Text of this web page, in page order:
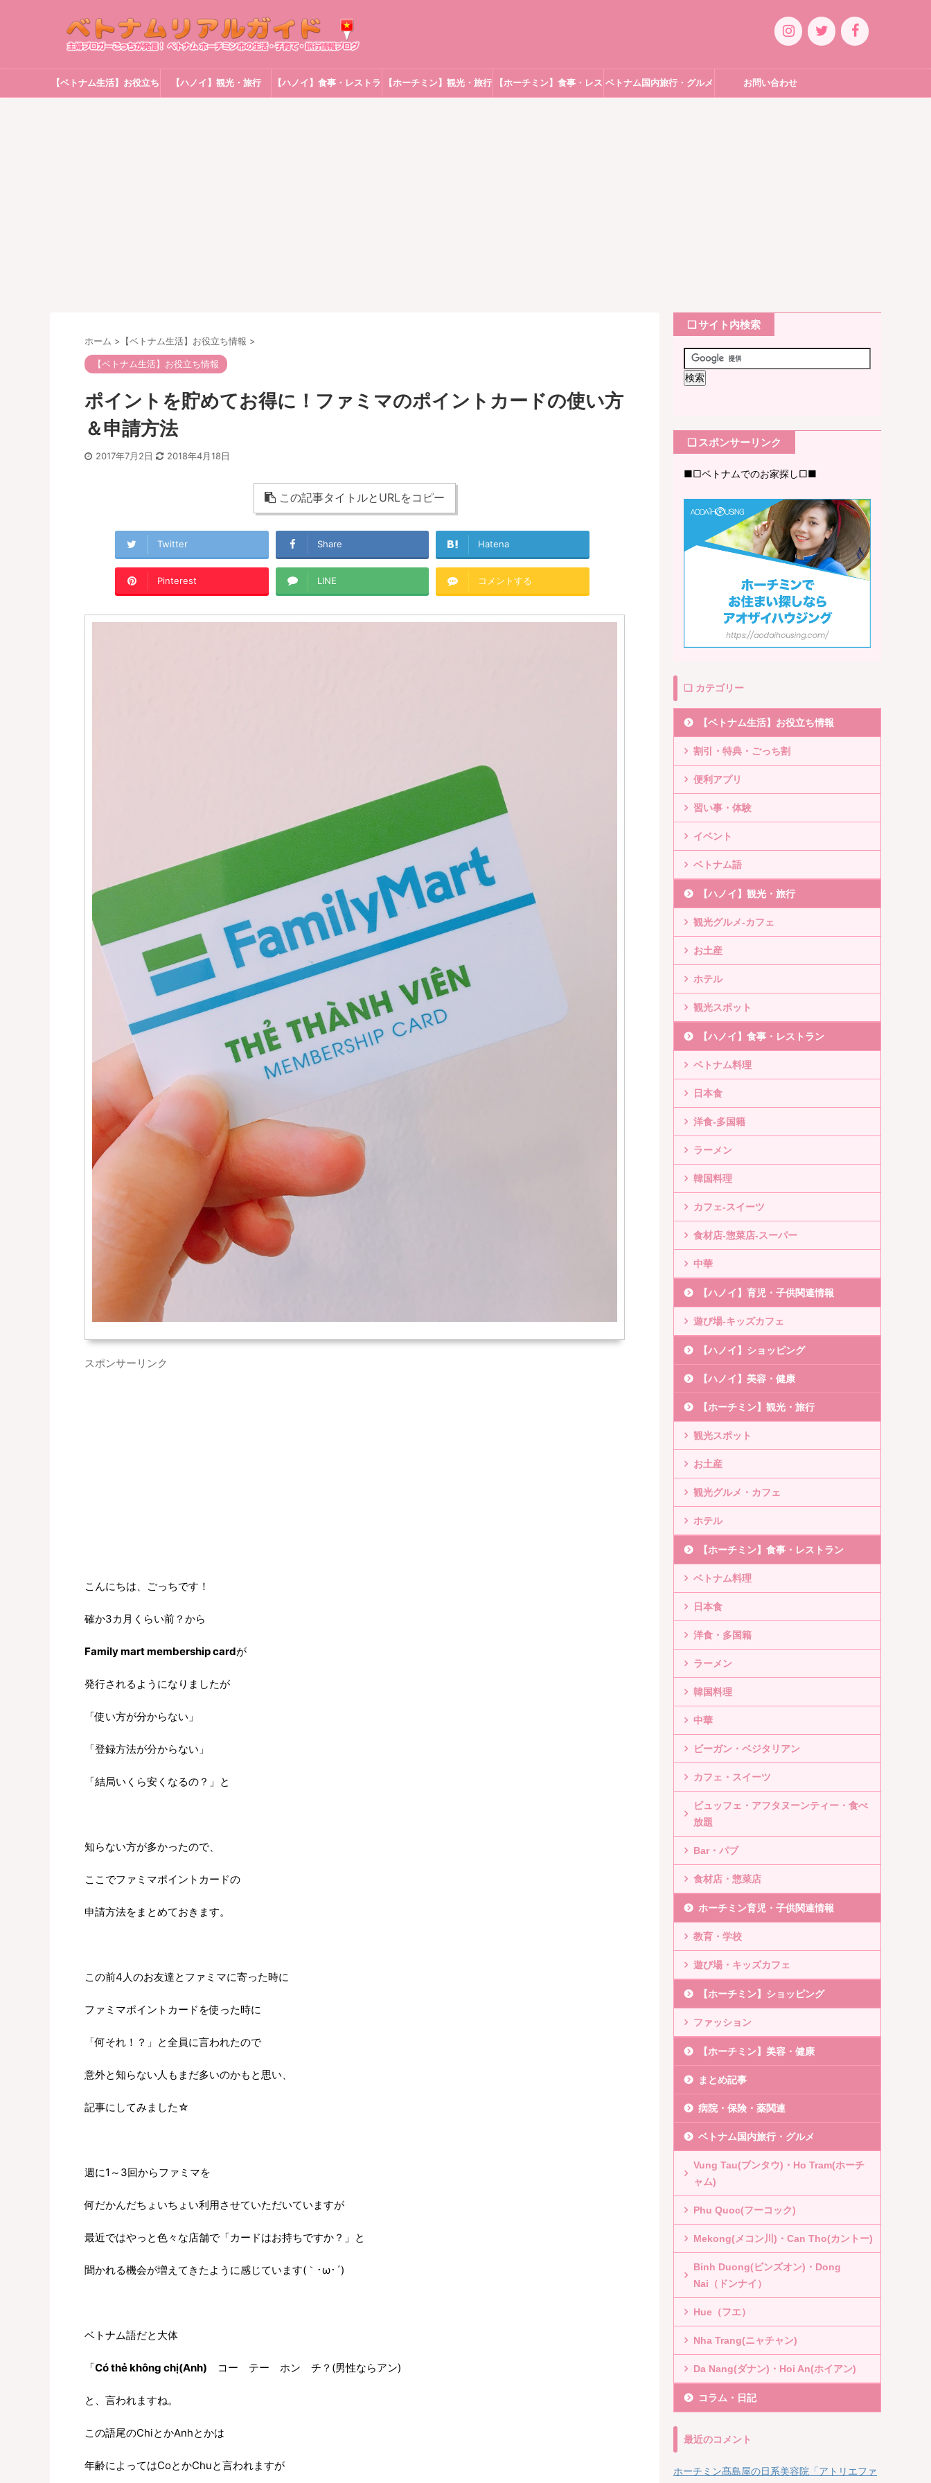
【ベトナム生活】お役立ち 【ハノイ】観光・旅行 【ハノイ】食事・レストラ 【ホーチミン】観光・旅行 【ホーチミン】食事・レス ベトナム国内旅行・グルメ お問い合わせ
ホーム > 【ベトナム生活】お役立ち情報 >
【ベトナム生活】お役立ち情報
ポイントを貯めてお得に！ファミマのポイントカードの使い方
＆申請方法
2017年7月2日 2018年4月18日
この記事タイトルとURLをコピー
Twitter Share Hatena
Pinterest LINE コメントする
スポンサーリンク
こんにちは、ごっちです！
確か3カ月くらい前？から
Family mart membership cardが
発行されるようになりましたが
「使い方が分からない」
「登録方法が分からない」
「結局いくら安くなるの？」と
知らない方が多かったので、
ここでファミマポイントカードの
申請方法をまとめておきます。
この前4人のお友達とファミマに寄った時に
ファミマポイントカードを使った時に
「何それ！？」と全員に言われたので
意外と知らない人もまだ多いのかもと思い、
記事にしてみました☆
週に1～3回からファミマを
何だかんだちょいちょい利用させていただいていますが
最近ではやっと色々な店舗で「カードはお持ちですか？」と
聞かれる機会が増えてきたように感じています(｀･ω･´)
ベトナム語だと大体
「Có thẻ không chị(Anh) コー テー ホン チ？(男性ならアン)
と、言われますね。
この語尾のChiとかAnhとかは
年齢によってはCoとかChuと言われますが
❏ サイト内検索
❏ スポンサーリンク
■□ベトナムでのお家探し□■
❏ カテゴリー
【ベトナム生活】お役立ち情報
割引・特典・ごっち割
便利アプリ
習い事・体験
イベント
ベトナム語
【ハノイ】観光・旅行
観光グルメ-カフェ
お土産
ホテル
観光スポット
【ハノイ】食事・レストラン
ベトナム料理
日本食
洋食-多国籍
ラーメン
韓国料理
カフェ-スイーツ
食材店-惣菜店-スーパー
中華
【ハノイ】育児・子供関連情報
遊び場-キッズカフェ
【ハノイ】ショッピング
【ハノイ】美容・健康
【ホーチミン】観光・旅行
観光スポット
お土産
観光グルメ・カフェ
ホテル
【ホーチミン】食事・レストラン
ベトナム料理
日本食
洋食・多国籍
ラーメン
韓国料理
中華
ビーガン・ベジタリアン
カフェ・スイーツ
ビュッフェ・アフタヌーンティー・食べ
放題
Bar・パブ
食材店・惣菜店
ホーチミン育児・子供関連情報
教育・学校
遊び場・キッズカフェ
【ホーチミン】ショッピング
ファッション
【ホーチミン】美容・健康
まとめ記事
病院・保険・薬関連
ベトナム国内旅行・グルメ
Vung Tau(ブンタウ)・Ho Tram(ホーチ
ャム)
Phu Quoc(フーコック)
Mekong(メコン川)・Can Tho(カントー)
Binh Duong(ビンズオン)・Dong
Nai（ドンナイ）
Hue（フエ）
Nha Trang(ニャチャン)
Da Nang(ダナン)・Hoi An(ホイアン)
コラム・日記
最近のコメント
ホーチミン髙島屋の日系美容院「アトリエファ